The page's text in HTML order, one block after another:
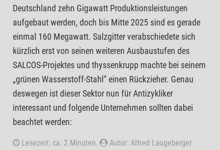
Deutschland zehn Gigawatt Produktionsleistungen
aufgebaut werden, doch bis Mitte 2025 sind es gerade
einmal 160 Megawatt. Salzgitter verabschiedete sich
kürzlich erst von seinen weiteren Ausbaustufen des
SALCOS-Projektes und thyssenkrupp machte bei seinem
„grünen Wasserstoff-Stahl“ einen Rückzieher. Genau
deswegen ist dieser Sektor nun für Antizykliker
interessant und folgende Unternehmen sollten dabei
beachtet werden:
Lesezeit: ca. 2 Minuten.
Autor: Alfred Laugeberger